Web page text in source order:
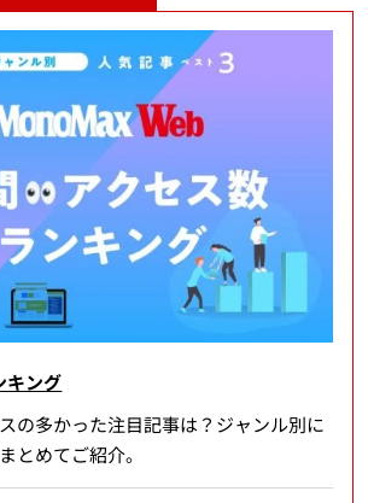
キング
の多かった注目記事は？ジャンル別に
とめてご紹介。